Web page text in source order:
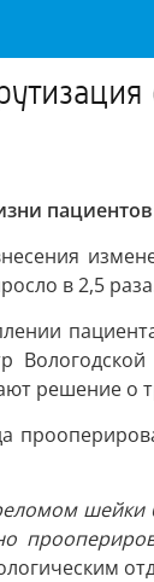
в 2,5
решение о